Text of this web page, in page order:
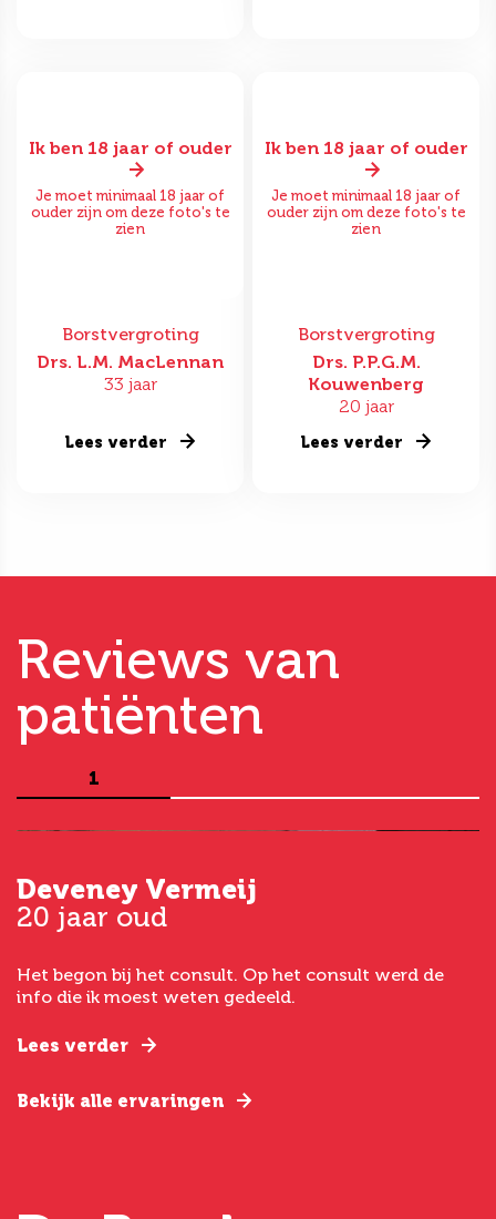
Ik ben 18 jaar of ouder
Je moet minimaal 18 jaar of
ouder zijn om deze foto's te
zien
Borstvergroting
Drs. L.M. MacLennan
33 jaar
Lees verder
Ik ben 18 jaar of ouder
Je moet minimaal 18 jaar of
ouder zijn om deze foto's te
zien
Borstvergroting
Drs. P.P.G.M.
Kouwenberg
20 jaar
Lees verder
Reviews van
patiënten
1
Deveney Vermeij
20 jaar oud
Het begon bij het consult. Op het consult werd de
info die ik moest weten gedeeld.
Lees verder
Bekijk alle ervaringen